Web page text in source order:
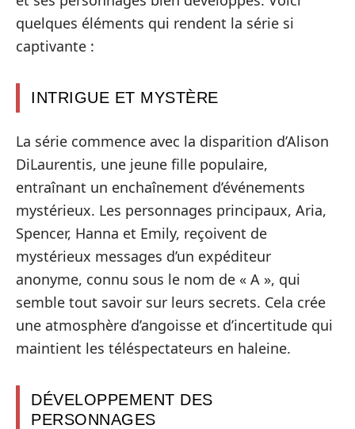
quelques éléments qui rendent la série si
captivante :
INTRIGUE ET MYSTÈRE
La série commence avec la disparition d’Alison
DiLaurentis, une jeune fille populaire,
entraînant un enchaînement d’événements
mystérieux. Les personnages principaux, Aria,
Spencer, Hanna et Emily, reçoivent de
mystérieux messages d’un expéditeur
anonyme, connu sous le nom de « A », qui
semble tout savoir sur leurs secrets. Cela crée
une atmosphère d’angoisse et d’incertitude qui
maintient les téléspectateurs en haleine.
DÉVELOPPEMENT DES
PERSONNAGES